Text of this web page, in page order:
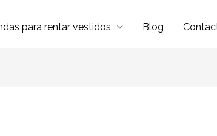
para rentar vestidos Blog